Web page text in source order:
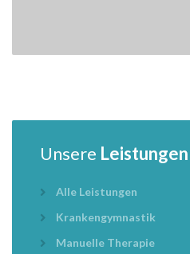
Unsere Leistungen
Alle Leistungen
Krankengymnastik
Manuelle Therapie